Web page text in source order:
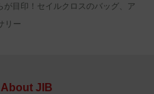
が目印！セイルクロスのバッグ、ア
リー
About JIB